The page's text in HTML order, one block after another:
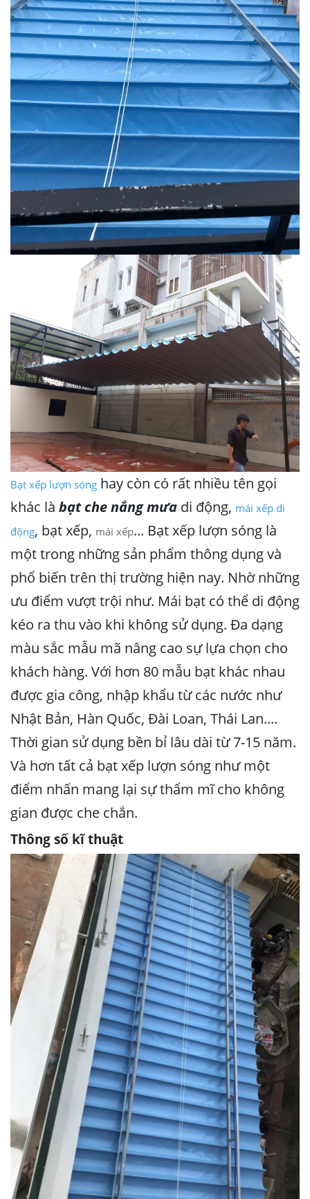
Bạt xếp lượn sóng hay còn có rất nhiều tên gọi
khác là bạt che nắng mưa di động, mái xếp di
động, bạt xếp, mái xếp... Bạt xếp lượn sóng là
một trong những sản phẩm thông dụng và
phổ biến trên thị trường hiện nay. Nhờ những
ưu điểm vượt trội như. Mái bạt có thể di động
kéo ra thu vào khi không sử dụng. Đa dạng
màu sắc mẫu mã nâng cao sự lựa chọn cho
khách hàng. Với hơn 80 mẫu bạt khác nhau
được gia công, nhập khẩu từ các nước như
Nhật Bản, Hàn Quốc, Đài Loan, Thái Lan....
Thời gian sử dụng bền bỉ lâu dài từ 7-15 năm.
Và hơn tất cả bạt xếp lượn sóng như một
điểm nhấn mang lại sự thẩm mĩ cho không
gian được che chắn.
Thông số kĩ thuật